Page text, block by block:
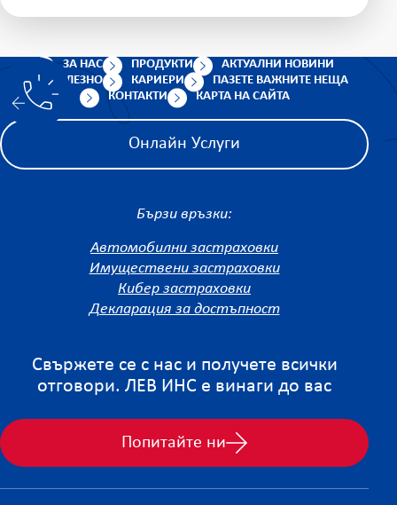
ЗА НАС ПРОДУКТИ
АКТУАЛНИ НОВИНИ
ПОЛЕЗНО
КАРИЕРИ
ПАЗЕТЕ ВАЖНИТЕ НЕЩА
КОНТАКТИ
КАРТА НА САЙТА
Онлайн Услуги
Бързи връзки:
Автомобилни застраховки
Имуществени застраховки
Кибер застраховки
Декларация за достъпност
Свържете се с нас и получете всички
отговори. ЛЕВ ИНС е винаги до вас
Попитайте ни